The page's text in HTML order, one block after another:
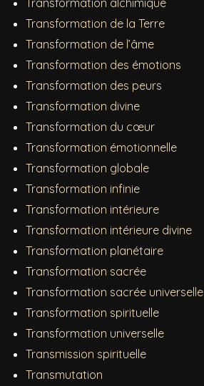
Transformation alchimique
Transformation de la Terre
Transformation de l’âme
Transformation des émotions
Transformation des peurs
Transformation divine
Transformation du cœur
Transformation émotionnelle
Transformation globale
Transformation infinie
Transformation intérieure
Transformation intérieure divine
Transformation planétaire
Transformation sacrée
Transformation sacrée universelle
Transformation spirituelle
Transformation universelle
Transmission spirituelle
Transmutation